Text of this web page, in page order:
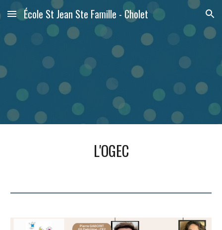
Skip to main content Skip to navigation
École St Jean Ste Famille - Cholet
L'OGEC